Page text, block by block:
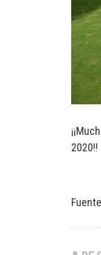
2020!!